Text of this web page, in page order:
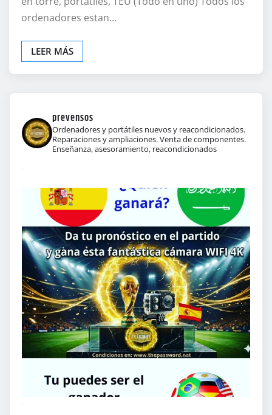
ordenadores estan…
LEER MÁS
prevensos
Ordenadores y portátiles nuevos y reacondicionados.
Reparaciones y ampliaciones. Venta de componentes.
Enseñanza, asesoramiento, reacondicionados